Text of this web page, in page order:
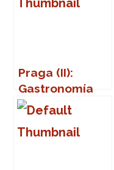
Praga (II):
Gastronomía